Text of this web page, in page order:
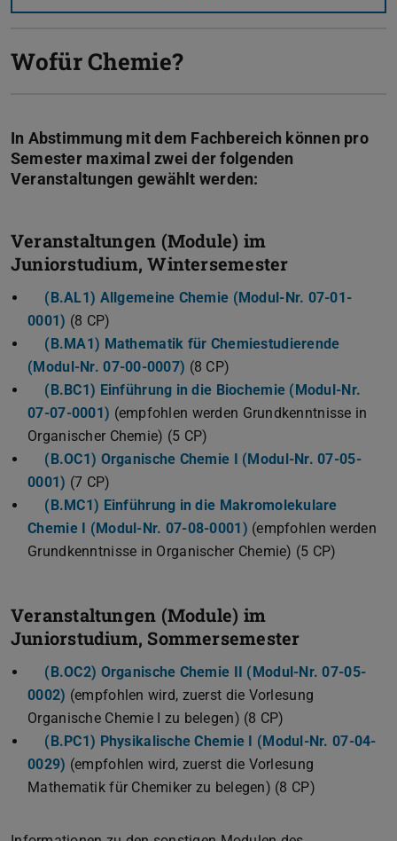
Wofür Chemie?
In Abstimmung mit dem Fachbereich können pro
Semester maximal zwei der folgenden
Veranstaltungen gewählt werden:
Veranstaltungen (Module) im
Juniorstudium, Wintersemester
(B.AL1) Allgemeine Chemie (Modul-Nr. 07-01-
0001) (8 CP)
(B.MA1) Mathematik für Chemiestudierende
(Modul-Nr. 07-00-0007) (8 CP)
(B.BC1) Einführung in die Biochemie (Modul-Nr.
07-07-0001) (empfohlen werden Grundkenntnisse in
Organischer Chemie) (5 CP)
(B.OC1) Organische Chemie I (Modul-Nr. 07-05-
0001) (7 CP)
(B.MC1) Einführung in die Makromolekulare
Chemie I (Modul-Nr. 07-08-0001) (empfohlen werden
Grundkenntnisse in Organischer Chemie) (5 CP)
Veranstaltungen (Module) im
Juniorstudium, Sommersemester
(B.OC2) Organische Chemie II (Modul-Nr. 07-05-
0002) (empfohlen wird, zuerst die Vorlesung
Organische Chemie I zu belegen) (8 CP)
(B.PC1) Physikalische Chemie I (Modul-Nr. 07-04-
0029) (empfohlen wird, zuerst die Vorlesung
Mathematik für Chemiker zu belegen) (8 CP)